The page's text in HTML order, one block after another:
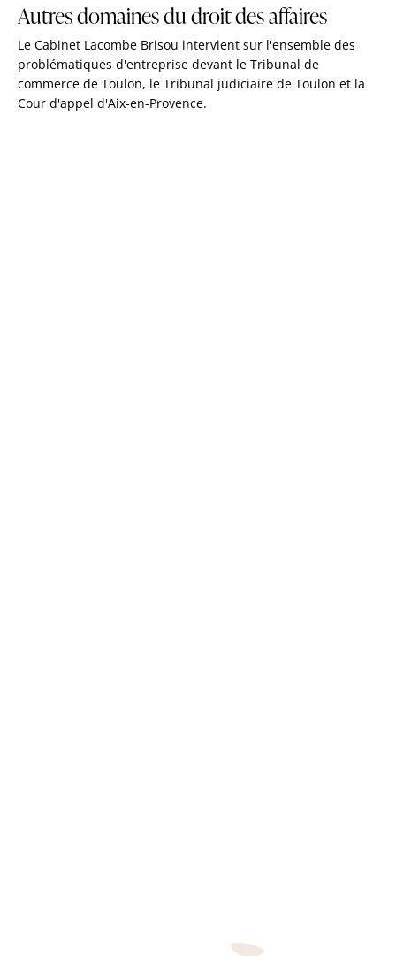
Autres domaines du droit des affaires
Le Cabinet Lacombe Brisou intervient sur l'ensemble des
problématiques d'entreprise devant le Tribunal de
commerce de Toulon, le Tribunal judiciaire de Toulon et la
Cour d'appel d'Aix-en-Provence.